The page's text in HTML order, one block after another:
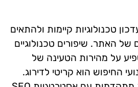
טכנולוגיות קיימות ולהתאים
האתר. שיפורים טכנולוגיים
על מהירות הטעינה של
החיפוש הוא קריטי לדירוג.